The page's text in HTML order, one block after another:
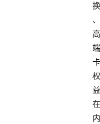
换
、
高
端
卡
权
益
在
内